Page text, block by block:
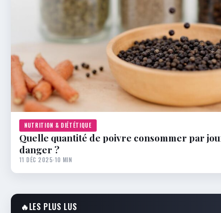
NUTRITION & DIÉTÉTIQUE
Quelle quantité de poivre consommer par
danger ?
11 DÉC 2025·10 MIN
🔥LES PLUS LUS